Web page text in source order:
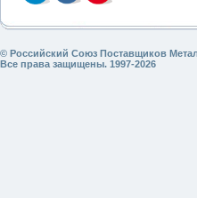
© Российский Союз Поставщиков
Все права защищены. 1997-2026